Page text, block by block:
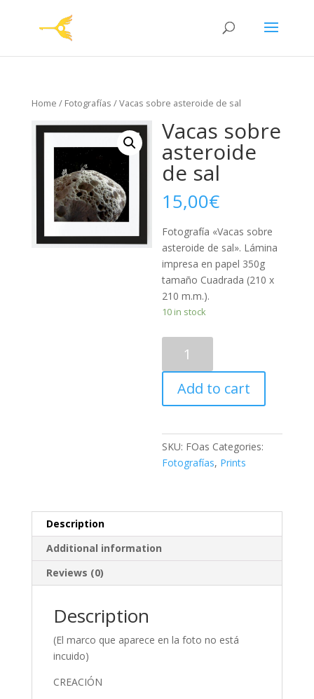
Home / Fotografías / Vacas sobre asteroide de sal
Vacas sobre
asteroide
de sal
15,00€
Fotografía «Vacas sobre
asteroide de sal». Lámina
impresa en papel 350g
tamaño Cuadrada (210 x
210 m.m.).
10 in stock
sobre
asteroide
sal
Add to cart
SKU: FOas Categories:
Fotografías, Prints
Description
Additional information
Reviews (0)
Description
(El marco que aparece en la foto no está
incuido)
CREACIÓN